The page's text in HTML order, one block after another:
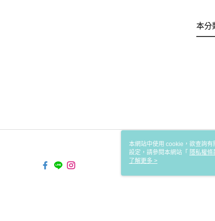
本分
本網站中使用 cookie，欲查詢
設定，請參閱本網站「 隱私權條
使用 cookie。
了解更多 >